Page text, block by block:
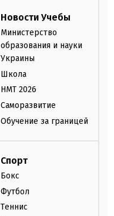
Новости Учебы
Министерство
образования и науки
Украины
Школа
НМТ 2026
Саморазвитие
Обучение за границей
Спорт
Бокс
Футбол
Теннис